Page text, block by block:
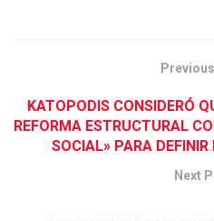
KATOPODIS CONSIDERÓ
REFORMA ESTRUCTURAL
SOCIAL» PARA
Next